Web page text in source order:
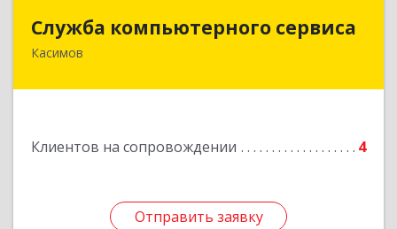
Служба компьютерного сервиса
Касимов
Клиентов на сопровождении 4
Отправить заявку
Служба компьютерного сервиса
391300, Рязанская обл., г.Касимов, ул.Советская
Отправить заявку